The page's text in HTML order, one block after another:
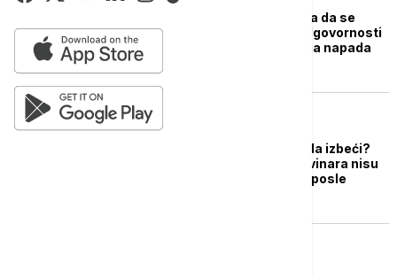
Da li je tragedija mogla da se
izbegne: Lanac (ne)odgovornosti
u dva povezana slučaja napada
Da li se tragedija mogla izbeći?
Psi koji su usmrtili novinara nisu
oduzeti vlasnicima ni posle